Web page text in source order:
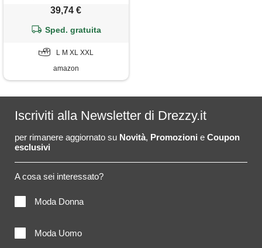
pastello, xl
39,74 €
Sped. gratuita
L M XL XXL
amazon
Iscriviti alla Newsletter di Drezzy.it
per rimanere aggiornato su Novità, Promozioni e Coupon
esclusivi
A cosa sei interessato?
Moda Donna
Moda Uomo